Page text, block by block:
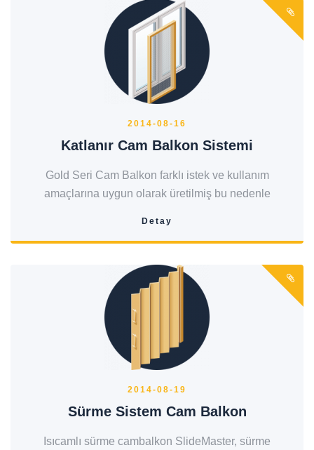
2014-08-16
Katlanır Cam Balkon Sistemi
Gold Seri Cam Balkon farklı istek ve kullanım
amaçlarına uygun olarak üretilmiş bu nedenle
Detay
2014-08-19
Sürme Sistem Cam Balkon
Isıcamlı sürme cambalkon SlideMaster, sürme